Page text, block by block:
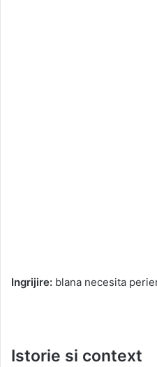
Ingrijire: blana necesita
Istorie si context